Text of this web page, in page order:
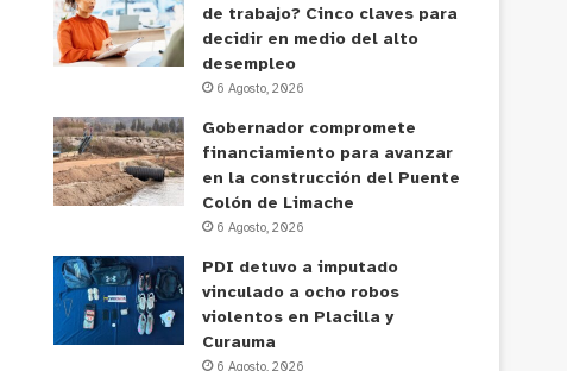
de trabajo? Cinco claves para
decidir en medio del alto
desempleo
6 Agosto, 2026
Gobernador compromete
financiamiento para avanzar
en la construcción del Puente
Colón de Limache
6 Agosto, 2026
PDI detuvo a imputado
vinculado a ocho robos
violentos en Placilla y
Curauma
6 Agosto, 2026